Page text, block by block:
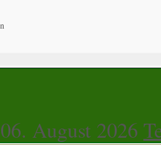
August 2026